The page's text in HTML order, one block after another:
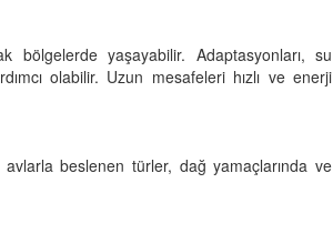
bölgelerde yaşayabilir. Adaptasyonları, su
olabilir. Uzun mesafeleri hızlı ve enerji
beslenen türler, dağ yamaçlarında ve